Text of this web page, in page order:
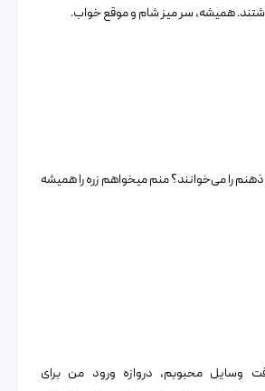
همیشه، سر میز شام و موقع خواب.
را می‌خوانند؟ منم میخواهم زره را همیشه
محبوبم، دروازه ورود من برای